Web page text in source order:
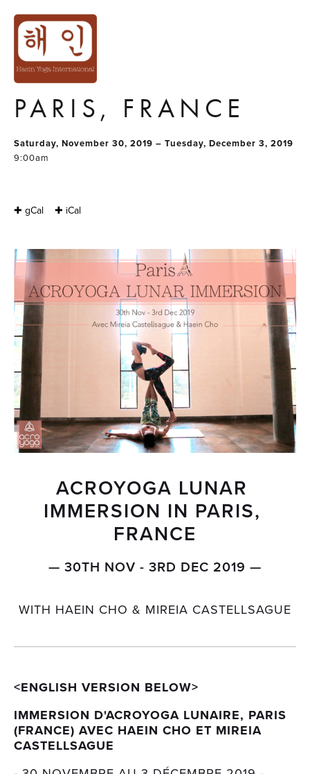
ACROYOGA
LUNAR
IMMERSION IN
PARIS, FRANCE
Saturday, November 30, 2019 – Tuesday, December 3, 2019
9:00am
✚ gCal ✚ iCal
ACROYOGA LUNAR
IMMERSION IN PARIS,
FRANCE
— 30TH NOV - 3RD DEC 2019 —
WITH HAEIN CHO & MIREIA CASTELLSAGUE
<ENGLISH VERSION BELOW>
IMMERSION D'ACROYOGA LUNAIRE, PARIS
(FRANCE) AVEC HAEIN CHO ET MIREIA
CASTELLSAGUE